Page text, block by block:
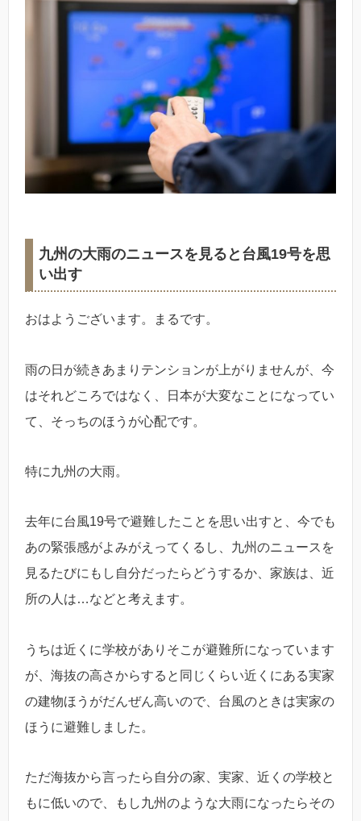
九州の大雨のニュースを見ると台風19号を思
い出す
おはようございます。まるです。
雨の日が続きあまりテンションが上がりませんが、今
はそれどころではなく、日本が大変なことになってい
て、そっちのほうが心配です。
特に九州の大雨。
去年に台風19号で避難したことを思い出すと、今でも
あの緊張感がよみがえってくるし、九州のニュースを
見るたびにもし自分だったらどうするか、家族は、近
所の人は…などと考えます。
うちは近くに学校がありそこが避難所になっています
が、海抜の高さからすると同じくらい近くにある実家
の建物ほうがだんぜん高いので、台風のときは実家の
ほうに避難しました。
ただ海抜から言ったら自分の家、実家、近くの学校と
もに低いので、もし九州のような大雨になったらその